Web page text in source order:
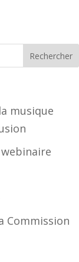
musique
Commission